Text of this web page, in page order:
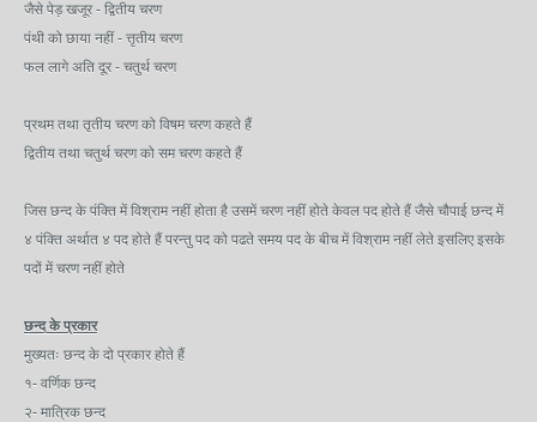
जैसे पेड़ खजूर - द्वितीय चरण
पंथी को छाया नहीं - त्तृतीय चरण
फल लागे अति दूर - चतुर्थ चरण
प्रथम तथा तृतीय चरण को विषम चरण कहते हैं
द्वितीय तथा चतुर्थ चरण को सम चरण कहते हैं
जिस छन्द के पंक्ति में विश्राम नहीं होता है उसमें चरण नहीं होते केवल पद होते हैं जैसे चौपाई छन्द में
४ पंक्ति अर्थात ४ पद होते हैं परन्तु पद को पढते समय पद के बीच में विश्राम नहीं लेते इसलिए इसके
पदों में चरण नहीं होते
छन्द के प्रकार
मुख्यतः छन्द के दो प्रकार होते हैं
१- वर्णिक छन्द
२- मात्रिक छन्द